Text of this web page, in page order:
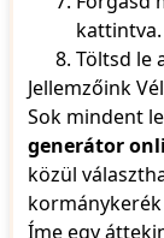
72
73
74
75
76
77
78
kattintva.
Töltsd le
Jellemzőink
Sok mindent
generátor
közül
Íme egy